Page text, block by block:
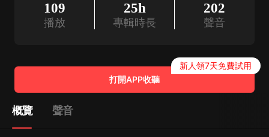
109
播放
25h
專輯時長
202
聲音
打開APP收聽
新人領7天免費試用
概覽 聲音